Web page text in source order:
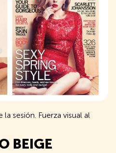
sesión. Fuerza visual al
BEIGE